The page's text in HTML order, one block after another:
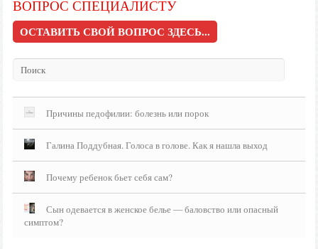
ВОПРОС СПЕЦИАЛИСТУ
ОСТАВИТЬ СВОЙ ВОПРОС ЗДЕСЬ...
Причины педофилии: болезнь или порок
Галина Поддубная. Голоса в голове. Как я нашла выход
Почему ребенок бьет себя сам?
Сын одевается в женское белье — баловство или опасный
симптом?